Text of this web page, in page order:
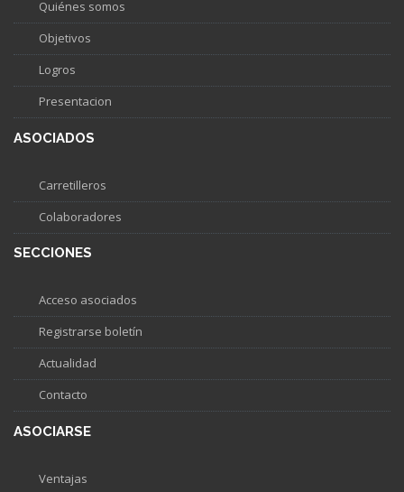
Quiénes somos
Objetivos
Logros
Presentacion
ASOCIADOS
Carretilleros
Colaboradores
SECCIONES
Acceso asociados
Registrarse boletín
Actualidad
Contacto
ASOCIARSE
Ventajas